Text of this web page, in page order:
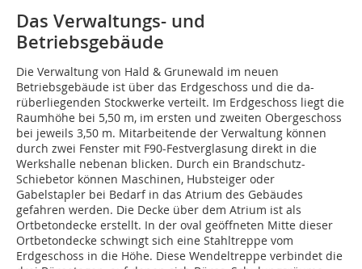
Das Verwaltungs- und
Betriebsgebäude
Die Verwaltung von Hald & Grunewald im neuen
Betriebsgebäude ist über das Erdgeschoss und die da-
rüberliegenden Stockwerke verteilt. Im Erdgeschoss liegt die
Raumhöhe bei 5,50 m, im ersten und zweiten Obergeschoss
bei jeweils 3,50 m. Mitarbeitende der Verwaltung können
durch zwei Fenster mit F90-Festverglasung direkt in die
Werkshalle nebenan blicken. Durch ein Brandschutz-
Schiebetor können Maschinen, Hubsteiger oder
Gabelstapler bei Bedarf in das Atrium des Gebäudes
gefahren werden. Die Decke über dem Atrium ist als
Ortbetondecke erstellt. In der oval geöffneten Mitte dieser
Ortbetondecke schwingt sich eine Stahltreppe vom
Erdgeschoss in die Höhe. Diese Wendeltreppe verbindet die